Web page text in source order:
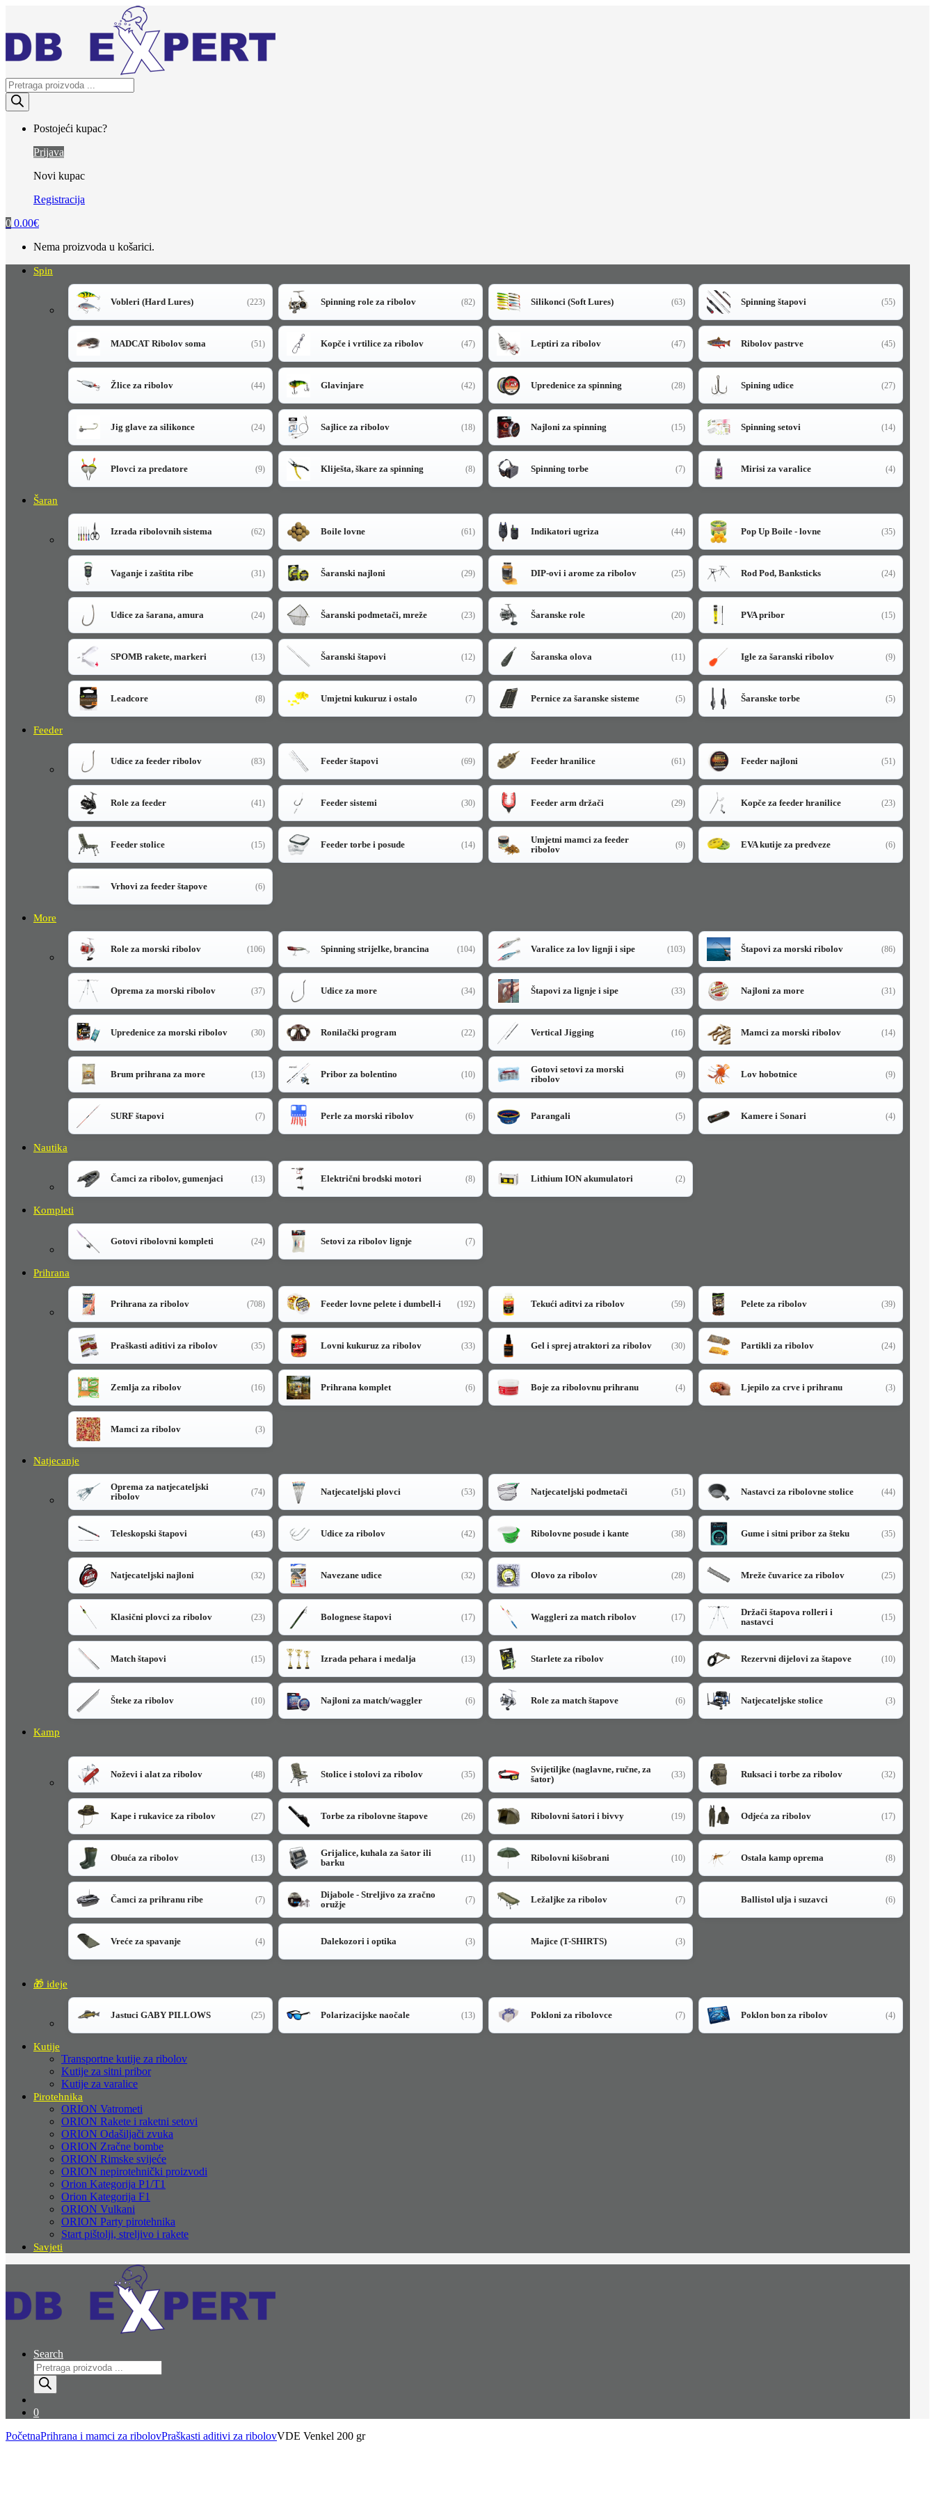
navigation
content
Products
search
Postojeći kupac?
Prijava
Novi kupac
Registracija
0 0.00€
Nema proizvoda u košarici.
Spin
Vobleri (Hard Lures) (223) Spinning role za ribolov (82) Silikonci (Soft Lures) (63) Spinning štapovi (55)
MADCAT Ribolov soma (51) Kopče i vrtilice za ribolov (47) Leptiri za ribolov (47) Ribolov pastrve (45)
Žlice za ribolov (44) Glavinjare (42) Upredenice za spinning (28) Spining udice (27)
Jig glave za silikonce (24) Sajlice za ribolov (18) Najloni za spinning (15) Spinning setovi (14)
Plovci za predatore (9) Kliješta, škare za spinning (8) Spinning torbe (7) Mirisi za varalice (4)
Šaran
Izrada ribolovnih sistema (62) Boile lovne (61) Indikatori ugriza (44) Pop Up Boile - lovne (35)
Vaganje i zaštita ribe (31) Šaranski najloni (29) DIP-ovi i arome za ribolov (25) Rod Pod, Banksticks (24)
Udice za šarana, amura (24) Šaranski podmetači, mreže (23) Šaranske role (20) PVA pribor (15)
SPOMB rakete, markeri (13) Šaranski štapovi (12) Šaranska olova (11) Igle za šaranski ribolov (9)
Leadcore (8) Umjetni kukuruz i ostalo (7) Pernice za šaranske sisteme (5) Šaranske torbe (5)
Feeder
Udice za feeder ribolov (83) Feeder štapovi (69) Feeder hranilice (61) Feeder najloni (51)
Role za feeder (41) Feeder sistemi (30) Feeder arm držači (29) Kopče za feeder hranilice (23)
Feeder stolice (15) Feeder torbe i posude (14)
Umjetni mamci za feeder
ribolov
(9) EVA kutije za predveze (6)
Vrhovi za feeder štapove (6)
More
Role za morski ribolov (106) Spinning strijelke, brancina (104) Varalice za lov lignji i sipe (103) Štapovi za morski ribolov (86)
Oprema za morski ribolov (37) Udice za more (34) Štapovi za lignje i sipe (33) Najloni za more (31)
Upredenice za morski ribolov (30) Ronilački program (22) Vertical Jigging (16) Mamci za morski ribolov (14)
Brum prihrana za more (13) Pribor za bolentino (10)
Gotovi setovi za morski
ribolov
(9) Lov hobotnice (9)
SURF štapovi (7) Perle za morski ribolov (6) Parangali (5) Kamere i Sonari (4)
Nautika
Čamci za ribolov, gumenjaci (13) Električni brodski motori (8) Lithium ION akumulatori (2)
Kompleti
Gotovi ribolovni kompleti (24) Setovi za ribolov lignje (7)
Prihrana
Prihrana za ribolov (708) Feeder lovne pelete i dumbell-i (192) Tekući aditvi za ribolov (59) Pelete za ribolov (39)
Praškasti aditivi za ribolov (35) Lovni kukuruz za ribolov (33) Gel i sprej atraktori za ribolov (30) Partikli za ribolov (24)
Zemlja za ribolov (16) Prihrana komplet (6) Boje za ribolovnu prihranu (4) Ljepilo za crve i prihranu (3)
Mamci za ribolov (3)
Natjecanje
Oprema za natjecateljski
ribolov
(74) Natjecateljski plovci (53) Natjecateljski podmetači (51) Nastavci za ribolovne stolice (44)
Teleskopski štapovi (43) Udice za ribolov (42) Ribolovne posude i kante (38) Gume i sitni pribor za šteku (35)
Natjecateljski najloni (32) Navezane udice (32) Olovo za ribolov (28) Mreže čuvarice za ribolov (25)
Klasični plovci za ribolov (23) Bolognese štapovi (17) Waggleri za match ribolov (17)
Držači štapova rolleri i
nastavci
(15)
Match štapovi (15) Izrada pehara i medalja (13) Starlete za ribolov (10) Rezervni dijelovi za štapove (10)
Šteke za ribolov (10) Najloni za match/waggler (6) Role za match štapove (6) Natjecateljske stolice (3)
Kamp
Noževi i alat za ribolov (48) Stolice i stolovi za ribolov (35)
Svijetiljke (naglavne, ručne, za
šator)
(33) Ruksaci i torbe za ribolov (32)
Kape i rukavice za ribolov (27) Torbe za ribolovne štapove (26) Ribolovni šatori i bivvy (19) Odjeća za ribolov (17)
Obuća za ribolov (13)
Grijalice, kuhala za šator ili
barku
(11) Ribolovni kišobrani (10) Ostala kamp oprema (8)
Čamci za prihranu ribe (7)
Dijabole - Streljivo za zračno
oružje
(7) Ležaljke za ribolov (7) Ballistol ulja i suzavci (6)
Vreće za spavanje (4) Dalekozori i optika (3) Majice (T-SHIRTS) (3)
🎁 ideje
Jastuci GABY PILLOWS (25) Polarizacijske naočale (13) Pokloni za ribolovce (7) Poklon bon za ribolov (4)
Kutije
Transportne kutije za ribolov
Kutije za sitni pribor
Kutije za varalice
Pirotehnika
ORION Vatrometi
ORION Rakete i raketni setovi
ORION Odašiljači zvuka
ORION Zračne bombe
ORION Rimske svijeće
ORION nepirotehnički proizvodi
Orion Kategorija P1/T1
Orion Kategorija F1
ORION Vulkani
ORION Party pirotehnika
Start pištolji, streljivo i rakete
Savjeti
Search
Products
search
0
PočetnaPrihrana i mamci za ribolovPraškasti aditivi za ribolovVDE Venkel 200 gr